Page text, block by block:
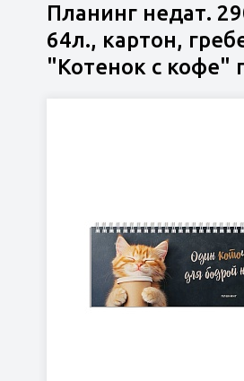
Планинг недат.
64л., картон,
"Котенок с кофе"